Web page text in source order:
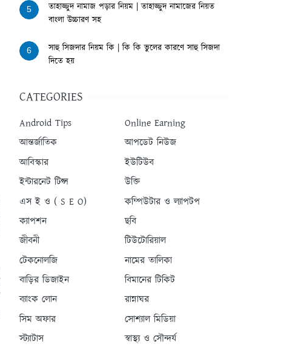
5
তাহাজ্জুদ নামাজ পড়ার নিয়ম | তাহাজ্জুদ নামাজের নিয়ত
বাংলা উচ্চারণ সহ
6
সাহু সিজদার নিয়ম কি | কি কি ভুলের কারণে সাহু সিজদা
দিতে হয়
CATEGORIES
Android Tips
Online Earning
আন্তর্জাতিক
আপডেট নিউজ
আবিস্কার
ইউটিউব
ইন্টারনেট টিপ্স
উক্তি
এস ই ও ( S E O)
কম্পিউটার ও ল্যাপটপ
ক্যাপশন
ছবি
জীবনী
টিউটোরিয়াল
টেকনোলজি
নামের তালিকা
বাড়ির ডিজাইন
বিমানের টিকিট
ব্যাংক লোন
রান্নাঘর
সিম অফার
সোশ্যাল মিডিয়া
স্ট্যাটাস
স্বাস্থ্য ও সৌন্দর্য